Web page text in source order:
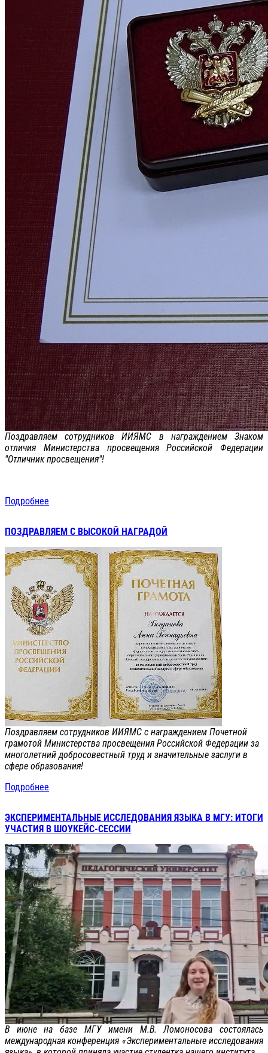
Поздравляем сотрудников ИИЯМС в награждением Знаком
отличия Министерства просвещения Российской Федерации
"Отличник просвещения"!
Подробнее
ПОЗДРАВЛЯЕМ С ВЫСОКОЙ НАГРАДОЙ
Поздравляем сотрудников ИИЯМС с награждением Почетной
грамотой Министерства просвещения Российской Федерации за
многолетний добросовестный труд и значительные заслуги в
сфере образования!
Подробнее
ЭКСПЕРИМЕНТАЛЬНЫЕ ИССЛЕДОВАНИЯ ЯЗЫКА В МГУ: ИТОГИ
УЧАСТИЯ В ШОУКЕЙС-СЕССИИ
В июне на базе МГУ имени М.В. Ломоносова состоялась
международная конференция «Экспериментальные исследования